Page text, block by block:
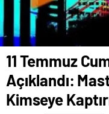
11 Temmuz
Açıklandı:
Kimseye